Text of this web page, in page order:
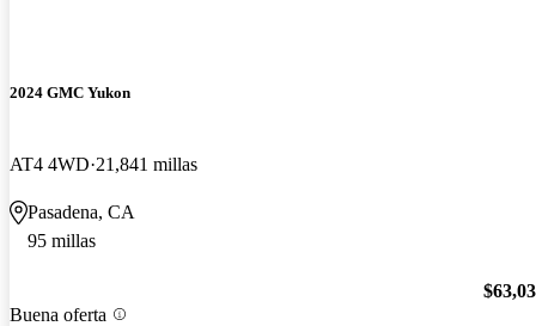
2024 GMC Yukon
AT4 4WD 21,841 millas
Pasadena, CA
95 millas
Buena oferta